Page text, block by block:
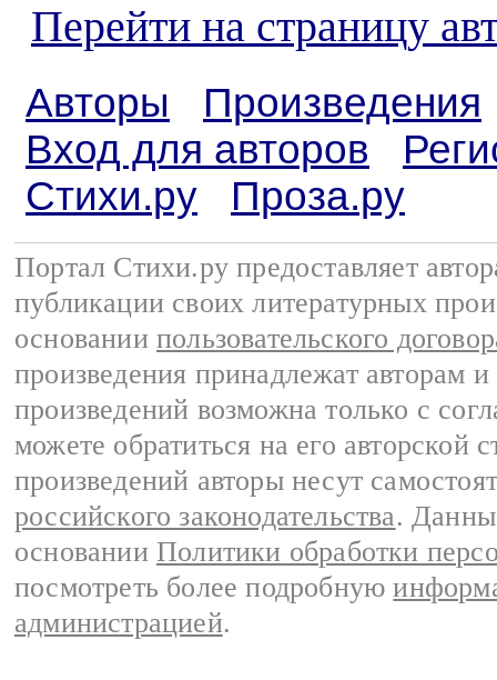
Перейти на страницу
Авторы
Произведения
Вход для авторов
Стихи.ру
Проза.ру
Портал Стихи.ру предоставляет
публикации своих литературных
основании пользовательского
произведения принадлежат авторам
произведений возможна только с
можете обратиться на его авторской
произведений авторы несут
российского законодательства.
основании Политики обработки
посмотреть более подробную
администрацией.